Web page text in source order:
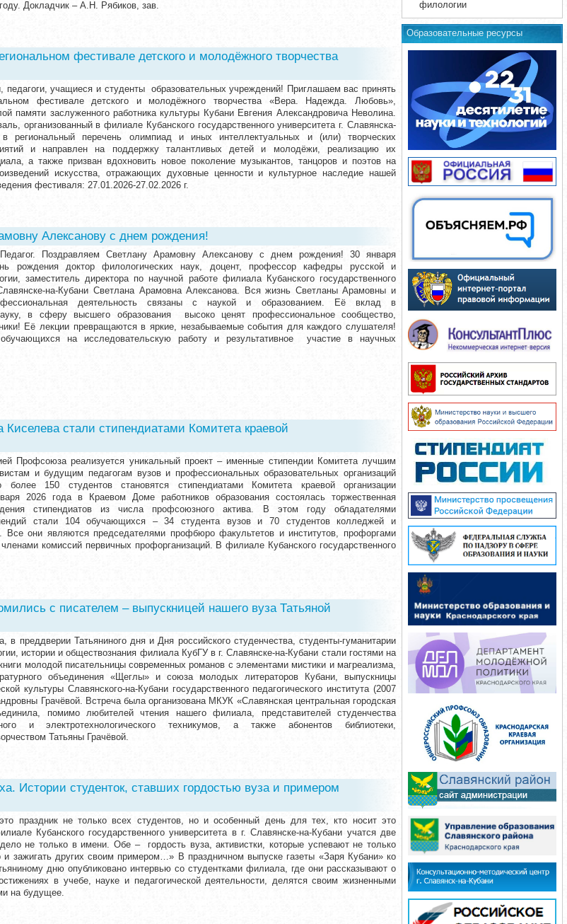
Докладчик – А.Н. Рябиков, зав.
фестивале детского и молодёжного творчества
педагоги, учащиеся и студенты образовательных учреждений! Приглашаем вас принять
фестивале детского и молодёжного творчества «Вера. Надежда. Любовь»,
памяти заслуженного работника культуры Кубани Евгения Александровича Неволина.
организованный в филиале Кубанского государственного университета г. Славянска-
региональный перечень олимпиад и иных интеллектуальных и (или) творческих
и направлен на поддержку талантливых детей и молодёжи, реализацию их
а также призван вдохновить новое поколение музыкантов, танцоров и поэтов на
искусства, отражающих духовные ценности и культурное наследие нашей
фестиваля: 27.01.2026-27.02.2026 г.
Алексанову с днем рождения!
Поздравляем Светлану Арамовну Алексанову с днем рождения! 30 января
рождения доктор филологических наук, доцент, профессор кафедры русской и
заместитель директора по научной работе филиала Кубанского государственного
на-Кубани Светлана Арамовна Алексанова. Вся жизнь Светланы Арамовны и
деятельность связаны с наукой и образованием. Её вклад в
в сферу высшего образования высоко ценят профессиональное сообщество,
Её лекции превращаются в яркие, незабываемые события для каждого слушателя!
на исследовательскую работу и результативное участие в научных
Киселева стали стипендиатами Комитета краевой
Профсоюза реализуется уникальный проект – именные стипендии Комитета лучшим
и будущим педагогам вузов и профессиональных образовательных организаций
более 150 студентов становятся стипендиатами Комитета краевой организации
2026 года в Краевом Доме работников образования состоялась торжественная
стипендиатов из числа профсоюзного актива. В этом году обладателями
стали 104 обучающихся – 34 студента вузов и 70 студентов колледжей и
Все они являются председателями профбюро факультетов и институтов, профоргами
комиссий первичных профорганизаций. В филиале Кубанского государственного
с писателем – выпускницей нашего вуза Татьяной
в преддверии Татьяниного дня и Дня российского студенчества, студенты-гуманитарии
истории и обществознания филиала КубГУ в г. Славянске-на-Кубани стали гостями на
молодой писательницы современных романов с элементами мистики и магреализма,
объединения «Щеглы» и союза молодых литераторов Кубани, выпускницы
культуры Славянского-на-Кубани государственного педагогического института (2007
Грачёвой. Встреча была организована МКУК «Славянская центральная городская
помимо любителей чтения нашего филиала, представителей студенчества
и электротехнологического техникумов, а также абонентов библиотеки,
Татьяны Грачёвой.
Истории студенток, ставших гордостью вуза и примером
праздник не только всех студентов, но и особенный день для тех, кто носит это
Кубанского государственного университета в г. Славянске-на-Кубани учатся две
не только в имени. Обе – гордость вуза, активистки, которые успевают не только
и зажигать других своим примером…» В праздничном выпуске газеты «Заря Кубани» ко
дню опубликовано интервью со студентками филиала, где они рассказывают о
в учебе, науке и педагогической деятельности, делятся своим жизненными
на будущее.
филологии
Образовательные ресурсы